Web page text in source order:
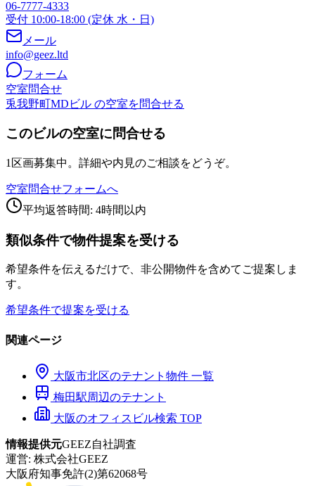
06-7777-4333
受付 10:00-18:00 (定休 水・日)
メール
info@geez.ltd
フォーム
空室問合せ
兎我野町MDビル の空室を問合せる
このビルの空室に問合せる
1区画募集中。詳細や内見のご相談をどうぞ。
空室問合せフォームへ
平均返答時間: 4時間以内
類似条件で物件提案を受ける
希望条件を伝えるだけで、非公開物件を含めてご提案しま
す。
希望条件で提案を受ける
関連ページ
大阪市北区のテナント物件 一覧
梅田駅周辺のテナント
大阪のオフィスビル検索 TOP
情報提供元GEEZ自社調査
運営: 株式会社GEEZ
大阪府知事免許(2)第62068号